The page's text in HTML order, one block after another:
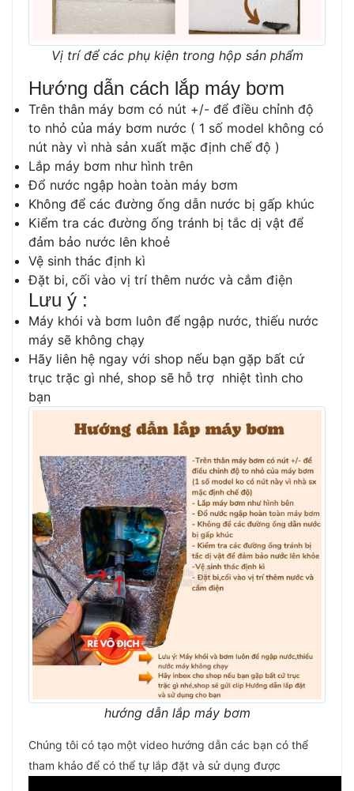
Vị trí để các phụ kiện trong hộp sản phẩm
Hướng dẫn cách lắp máy bơm
Trên thân máy bơm có nút +/- để điều chỉnh độ
to nhỏ của máy bơm nước ( 1 số model không có
nút này vì nhà sản xuất mặc định chế độ )
Lắp máy bơm như hình trên
Đổ nước ngập hoàn toàn máy bơm
Không để các đường ống dẫn nước bị gấp khúc
Kiểm tra các đường ống tránh bị tắc dị vật để
đảm bảo nước lên khoẻ
Vệ sinh thác định kì
Đặt bi, cối vào vị trí thêm nước và cắm điện
Lưu ý :
Máy khói và bơm luôn để ngập nước, thiếu nước
máy sẽ không chạy
Hãy liên hệ ngay với shop nếu bạn gặp bất cứ
trục trặc gì nhé, shop sẽ hỗ trợ nhiệt tình cho
bạn
hướng dẫn lắp máy bơm
Chúng tôi có tạo một video hướng dẫn các bạn có thể
tham khảo để có thể tự lắp đặt và sử dụng được